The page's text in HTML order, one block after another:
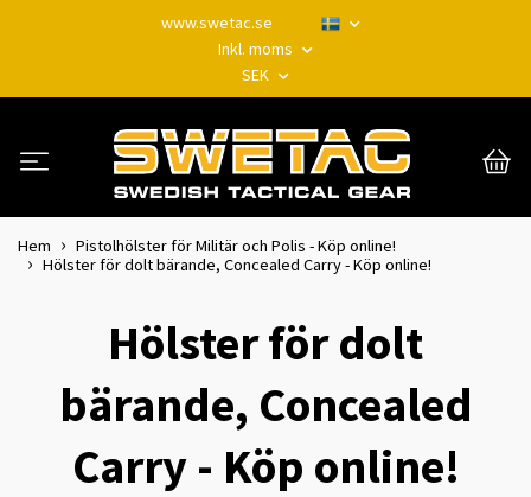
www.swetac.se
Inkl. moms
SEK
Hem
Pistolhölster för Militär och Polis - Köp online!
Hölster för dolt bärande, Concealed Carry - Köp online!
Hölster för dolt
bärande, Concealed
Carry - Köp online!